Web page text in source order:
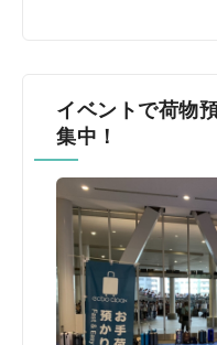
イベントで荷物
集中！